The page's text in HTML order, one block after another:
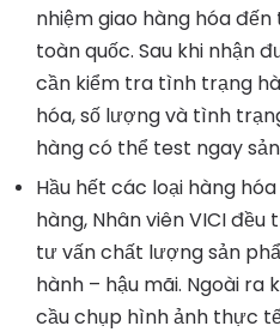
nhiệm giao hàng hóa
toàn quốc. Sau khi nhận
cần kiểm tra tình trạng
hóa, số lượng và tình
hàng có thể test ngay
Hầu hết các loại hàng
hàng, Nhân viên VICI
tư vấn chất lượng sản
hành – hậu mãi. Ngoài ra
cầu chụp hình ảnh thực